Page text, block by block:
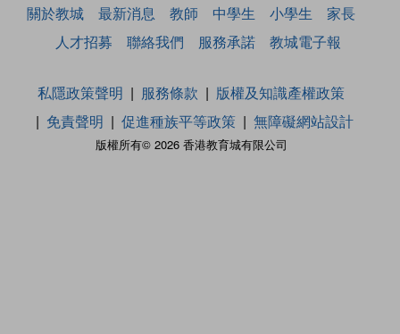
關於教城 最新消息 教師 中學生 小學生
家長
人才招募
聯絡我們 服務承諾 教城電子報
版權所有© 2026 香港教育城有限公司
私隱政策聲明 服務條款
版權及知識產權政策
免責聲明
促進種族平等政策 無障礙網站設計